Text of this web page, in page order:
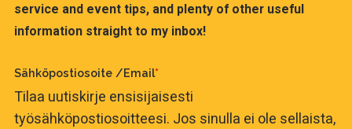
service and event tips, and plenty of other useful
information straight to my inbox!
Sähköpostiosoite /Email*
Tilaa uutiskirje ensisijaisesti
työsähköpostiosoitteesi. Jos sinulla ei ole sellaista,